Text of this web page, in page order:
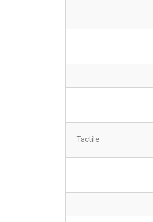
Tactile